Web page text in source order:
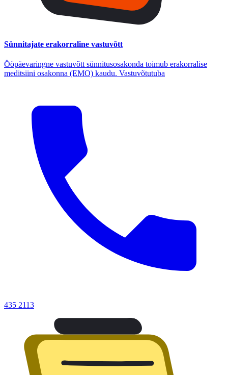
Sünnitajate erakorraline vastuvõtt
Ööpäevaringne vastuvõtt sünnitusosakonda toimub erakorralise
meditsiini osakonna (EMO) kaudu. Vastuvõtutuba
435 2113